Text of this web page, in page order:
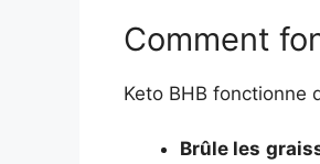
Comment
Keto BHB fonctionne
Brûle les